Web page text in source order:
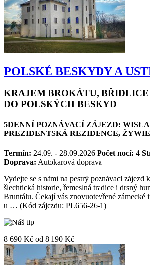
POLSKÉ BESKYDY A
KRAJEM BROKÁTU,
DO POLSKÝCH BESKYD
5DENNÍ POZNÁVACÍ ZÁJEZD: WISŁA
PREZIDENTSKÁ REZIDENCE,
Termín: 24.09. - 28.09.2026 Počet nocí: 4
Doprava: Autokarová doprava
Vydejte se s námi na pestrý poznávací zájezd
šlechtická historie, řemeslná tradice i drsný
Bruntálu. Čekají vás znovuotevřené zámecké
u … (Kód zájezdu: PL656-26-1)
8 690 Kč od 8 190 Kč